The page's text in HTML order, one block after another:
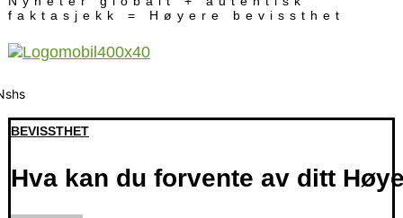
faktasjekk = Høyere bevissthet
BEVISSTHET
Hva kan du forvente av ditt